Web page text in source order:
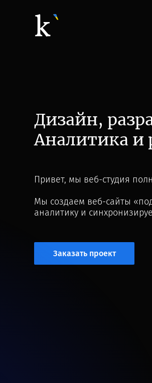
Дизайн,
Аналитика и
Привет, мы веб-студия
Мы создаем веб-сайты
аналитику и
Заказать проект